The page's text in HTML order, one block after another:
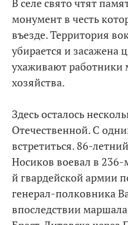
В селе свято чтят
монумент в честь
въезде. Территория
убирается и засажена
ухаживают работники
хозяйства.
Здесь осталось
Отечественной. С
встретиться. 86-
Носиков воевал в
й гвардейской армии
генерал-полковника
впоследствии